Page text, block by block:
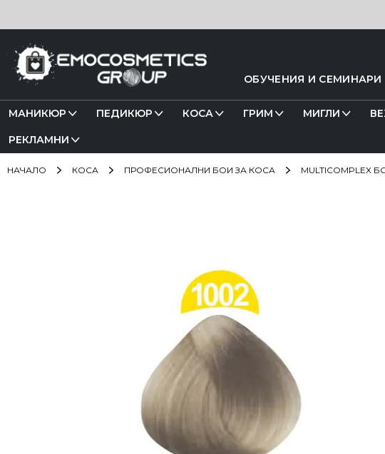
Прескачане
към
съдържанието
ОБУЧЕНИЯ И СЕМИНАРИ
МАНИКЮР ПЕДИКЮР КОСА ГРИМ МИГЛИ
РЕКЛАМНИ
НАЧАЛО КОСА ПРОФЕСИОНАЛНИ БОИ ЗА КОСА MULTICOMPLEX